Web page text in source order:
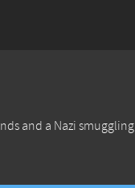
and a Nazi smuggling